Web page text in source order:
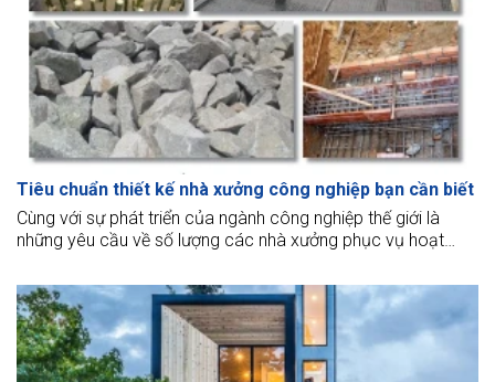
Tiêu chuẩn thiết kế nhà xưởng công nghiệp bạn cần biết
Cùng với sự phát triển của ngành công nghiệp thế giới là
những yêu cầu về số lượng các nhà xưởng phục vụ hoạt
ngành vấn đề thiết kế và xây dựng các công xưởng